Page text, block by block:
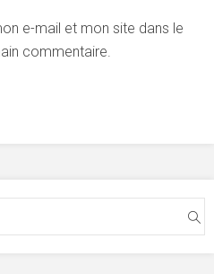
e-mail et mon site dans le
commentaire.